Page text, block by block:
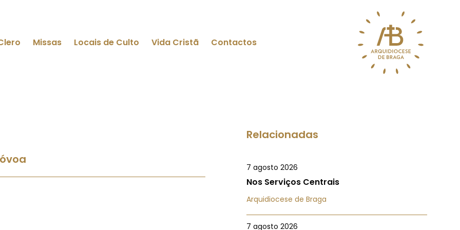
Missas Locais de Culto Vida Cristã Contactos
Relacionadas
7 agosto 2026
Nos Serviços Centrais
Arquidiocese de Braga
7 agosto 2026